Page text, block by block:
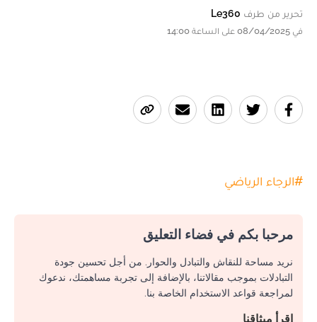
تحرير من طرف Le360
في 08/04/2025 على الساعة 14:00
#الرجاء الرياضي
مرحبا بكم في فضاء التعليق
نريد مساحة للنقاش والتبادل والحوار. من أجل تحسين جودة
التبادلات بموجب مقالاتنا، بالإضافة إلى تجربة مساهمتك، ندعوك
لمراجعة قواعد الاستخدام الخاصة بنا.
اقرأ ميثاقنا